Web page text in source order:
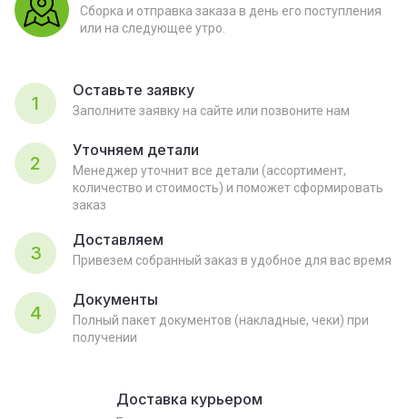
Сборка и отправка заказа в день его поступления
или на следующее утро.
1
Оставьте заявку
Заполните заявку на сайте или позвоните нам
2
Уточняем детали
Менеджер уточнит все детали (ассортимент,
количество и стоимость) и поможет сформировать
заказ
3
Доставляем
Привезем собранный заказ в удобное для вас время
4
Документы
Полный пакет документов (накладные, чеки) при
получении
Доставка курьером